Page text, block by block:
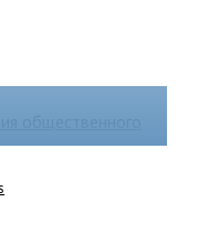
общественного